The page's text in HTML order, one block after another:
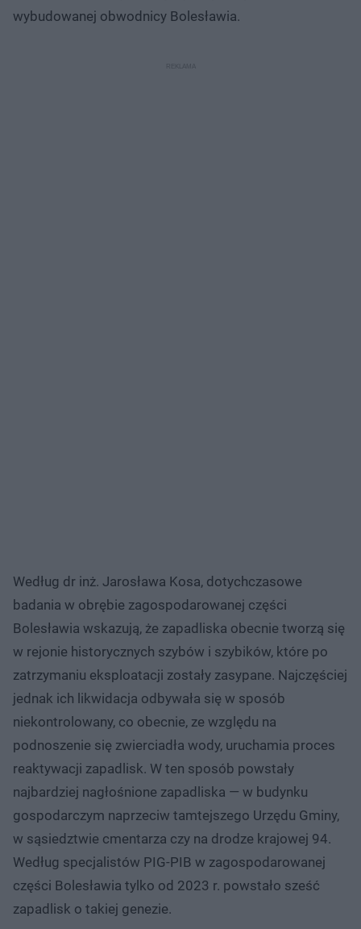
wybudowanej obwodnicy Bolesławia.
Według dr inż. Jarosława Kosa, dotychczasowe
badania w obrębie zagospodarowanej części
Bolesławia wskazują, że zapadliska obecnie tworzą się
w rejonie historycznych szybów i szybików, które po
zatrzymaniu eksploatacji zostały zasypane. Najczęściej
jednak ich likwidacja odbywała się w sposób
niekontrolowany, co obecnie, ze względu na
podnoszenie się zwierciadła wody, uruchamia proces
reaktywacji zapadlisk. W ten sposób powstały
najbardziej nagłośnione zapadliska — w budynku
gospodarczym naprzeciw tamtejszego Urzędu Gminy,
w sąsiedztwie cmentarza czy na drodze krajowej 94.
Według specjalistów PIG-PIB w zagospodarowanej
części Bolesławia tylko od 2023 r. powstało sześć
zapadlisk o takiej genezie.